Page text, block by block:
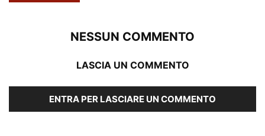
NESSUN COMMENTO
LASCIA UN COMMENTO
ENTRA PER LASCIARE UN COMMENTO